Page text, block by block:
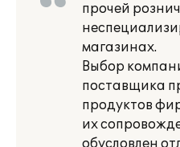
прочей
магазинах.
Выбор
поставщика
продуктов
их
обусловлен